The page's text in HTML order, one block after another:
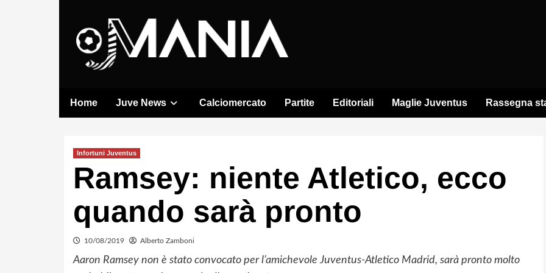
content
Home Juve News Calciomercato Partite Editoriali Maglie Juventus Rassegna
Infortuni Juventus
Ramsey: niente Atletico, ecco
quando sarà pronto
10/08/2019 Alberto Zamboni
Aaron Ramsey non è stato convocato per l’amichevole Juventus-Atletico Madrid, sarà pronto molto